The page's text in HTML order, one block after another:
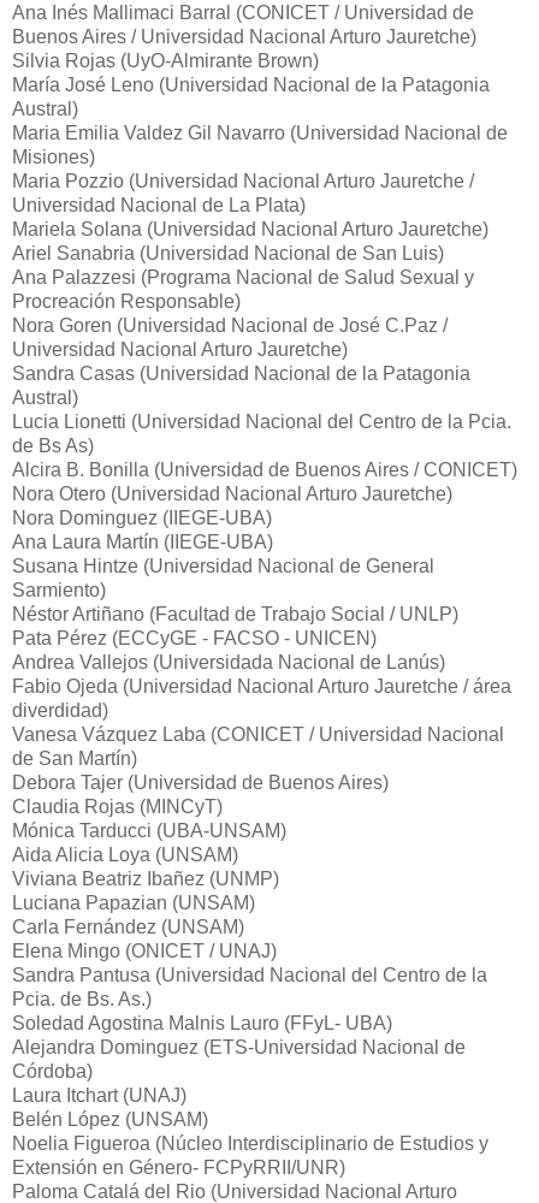
Ana Inés Mallimaci Barral (CONICET / Universidad de
Buenos Aires / Universidad Nacional Arturo Jauretche)
Silvia Rojas (UyO-Almirante Brown)
María José Leno (Universidad Nacional de la Patagonia
Austral)
Maria Emilia Valdez Gil Navarro (Universidad Nacional de
Misiones)
Maria Pozzio (Universidad Nacional Arturo Jauretche /
Universidad Nacional de La Plata)
Mariela Solana (Universidad Nacional Arturo Jauretche)
Ariel Sanabria (Universidad Nacional de San Luis)
Ana Palazzesi (Programa Nacional de Salud Sexual y
Procreación Responsable)
Nora Goren (Universidad Nacional de José C.Paz /
Universidad Nacional Arturo Jauretche)
Sandra Casas (Universidad Nacional de la Patagonia
Austral)
Lucia Lionetti (Universidad Nacional del Centro de la Pcia.
de Bs As)
Alcira B. Bonilla (Universidad de Buenos Aires / CONICET)
Nora Otero (Universidad Nacional Arturo Jauretche)
Nora Dominguez (IIEGE-UBA)
Ana Laura Martín (IIEGE-UBA)
Susana Hintze (Universidad Nacional de General
Sarmiento)
Néstor Artiñano (Facultad de Trabajo Social / UNLP)
Pata Pérez (ECCyGE - FACSO - UNICEN)
Andrea Vallejos (Universidada Nacional de Lanús)
Fabio Ojeda (Universidad Nacional Arturo Jauretche / área
diverdidad)
Vanesa Vázquez Laba (CONICET / Universidad Nacional
de San Martín)
Debora Tajer (Universidad de Buenos Aires)
Claudia Rojas (MINCyT)
Mónica Tarducci (UBA-UNSAM)
Aida Alicia Loya (UNSAM)
Viviana Beatriz Ibañez (UNMP)
Luciana Papazian (UNSAM)
Carla Fernández (UNSAM)
Elena Mingo (ONICET / UNAJ)
Sandra Pantusa (Universidad Nacional del Centro de la
Pcia. de Bs. As.)
Soledad Agostina Malnis Lauro (FFyL- UBA)
Alejandra Dominguez (ETS-Universidad Nacional de
Córdoba)
Laura Itchart (UNAJ)
Belén López (UNSAM)
Noelia Figueroa (Núcleo Interdisciplinario de Estudios y
Extensión en Género- FCPyRRII/UNR)
Paloma Catalá del Rio (Universidad Nacional Arturo